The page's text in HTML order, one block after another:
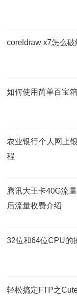
coreldraw x7怎么
如何使用简单百宝
农业银行个人网上
程
腾讯大王卡40G流
后流量收费介绍
32位和64位CPU的
轻松搞定FTP之